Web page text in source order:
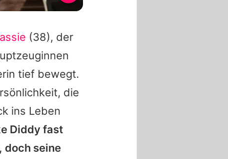
(38), der
tief bewegt.
die
ins Leben
Diddy fast
doch seine